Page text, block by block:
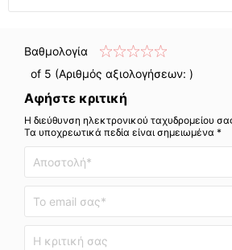
Βαθμολογία
of 5 (Αριθμός αξιολογήσεων: )
Αφήστε κριτική
Η διεύθυνση ηλεκτρονικού ταχυδρομείου
Τα υποχρεωτικά πεδία είναι σημειωμένα *